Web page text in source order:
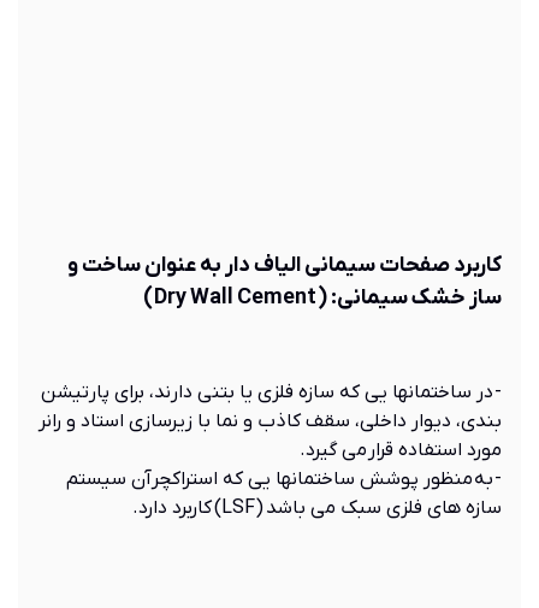
کاربرد صفحات سيمانی الياف دار به عنوان ساخت و
ساز خشک سيمانی: (Dry Wall Cement
)
- در ساختمانها يی که سازه فلزی يا بتنی دارند، برای پارتيشن
بندی، ديوار داخلی، سقف کاذب و نما با زيرسازی استاد و رانر
مورد استفاده قرار می گيرد.
- به منظور پوشش ساختمانها يی که استراکچرآن سيستم
سازه های فلزی سبک می باشد (LSF) کاربرد دارد.